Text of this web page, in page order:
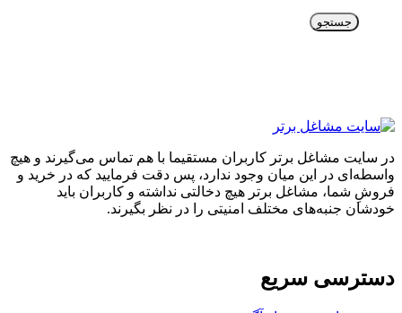
جستجو
در سایت مشاغل برتر کاربران مستقیما با هم تماس می‌گیرند و هیچ
واسطه‌ای در این میان وجود ندارد، پس دقت فرمایید که در خرید و
فروشِ شما، مشاغل برتر هیچ دخالتی نداشته و کاربران باید
خودشان جنبه‌های مختلف امنیتی را در نظر بگیرند.
دسترسی سریع